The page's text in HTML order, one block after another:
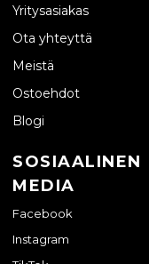
Yritysasiakas
Ota yhteyttä
Meistä
Ostoehdot
Blogi
SOSIAALINEN
MEDIA
Facebook
Instagram